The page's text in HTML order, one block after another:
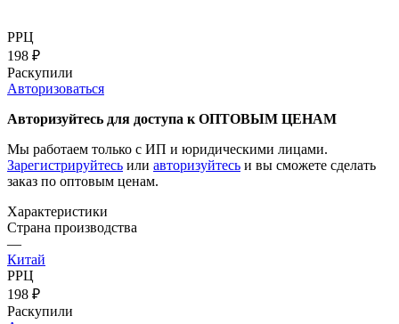
РРЦ
198 ₽
Раскупили
Авторизоваться
Авторизуйтесь для доступа к ОПТОВЫМ ЦЕНАМ
Мы работаем только с ИП и юридическими лицами.
Зарегистрируйтесь или авторизуйтесь и вы сможете сделать
заказ по оптовым ценам.
Характеристики
Страна производства
—
Китай
РРЦ
198 ₽
Раскупили